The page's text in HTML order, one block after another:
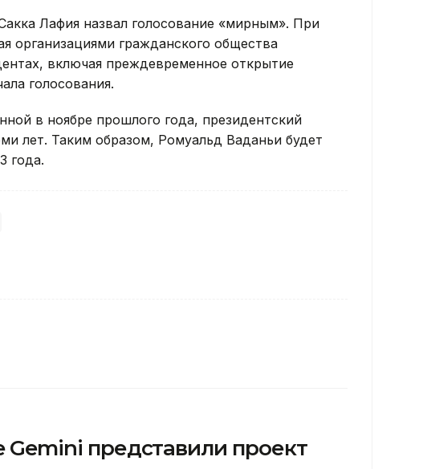
Лафия назвал голосование «мирным». При
организациями гражданского общества
включая преждевременное открытие
голосования.
в ноябре прошлого года, президентский
лет. Таким образом, Ромуальд Ваданьи будет
года.
Gemini представили проект